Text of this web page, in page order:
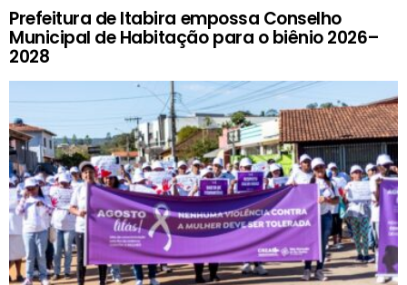
Prefeitura de Itabira empossa Conselho
Municipal de Habitação para o biênio 2026–
2028